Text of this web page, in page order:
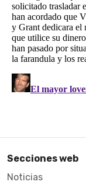
Secciones web
Noticias